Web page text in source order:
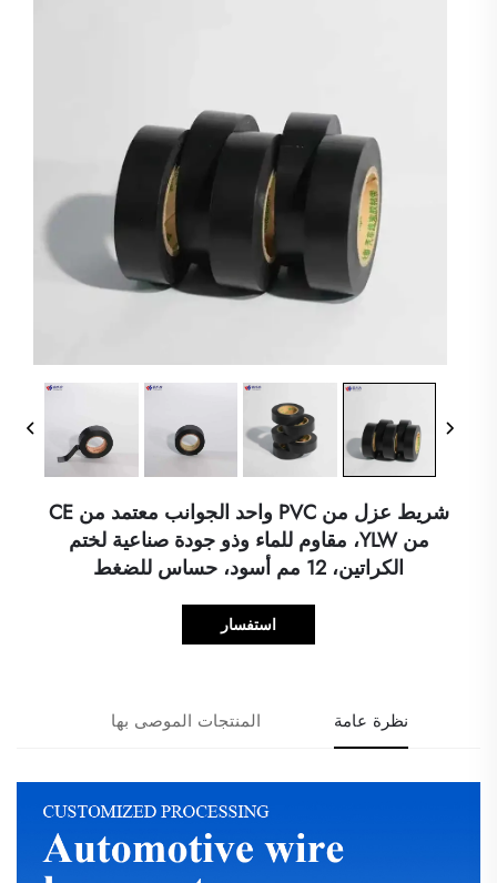
شريط عزل من PVC واحد الجوانب معتمد من CE
من YLW، مقاوم للماء وذو جودة صناعية لختم
الكراتين، 12 مم أسود، حساس للضغط
استفسار
نظرة عامة المنتجات الموصى بها